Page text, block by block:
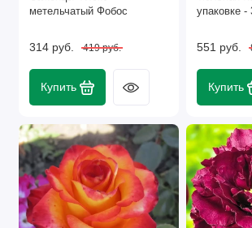
метельчатый Фобос
314 руб. 419 руб.
Купить
упаковке -
551 руб.
Купить